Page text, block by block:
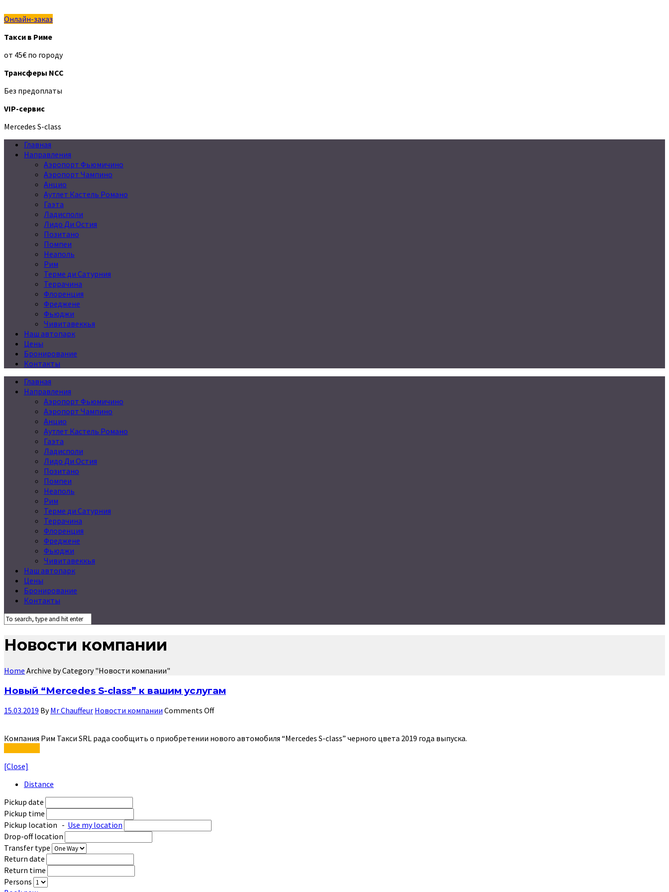
Онлайн-заказ
Такси в Риме
от 45€ по городу
Трансферы NCC
Без предоплаты
VIP-сервис
Mercedes S-class
Главная
Направления
Аэропорт Фьюмичино
Аэропорт Чампино
Анцио
Аутлет Кастель Романо
Гаэта
Ладисполи
Лидо Ди Остия
Позитано
Помпеи
Неаполь
Рим
Терме ди Сатурния
Террачина
Флоренция
Фреджене
Фьюджи
Чивитавеккья
Наш автопарк
Цены
Бронирование
Контакты
Главная
Направления
Аэропорт Фьюмичино
Аэропорт Чампино
Анцио
Аутлет Кастель Романо
Гаэта
Ладисполи
Лидо Ди Остия
Позитано
Помпеи
Неаполь
Рим
Терме ди Сатурния
Террачина
Флоренция
Фреджене
Фьюджи
Чивитавеккья
Наш автопарк
Цены
Бронирование
Контакты
Новости компании
Home Archive by Category "Новости компании"
Новый “Mercedes S-class” к вашим услугам
15.03.2019 ByMr Chauffeur Новости компании Comments Off
Компания Рим Такси SRL рада сообщить о приобретении нового автомобиля “Mercedes S-class” черного цвета 2019 года выпуска.
[Close]
Distance
Pickup date
Pickup time
Pickup location - Use my location
Drop-off location
Transfer type
Return date
Return time
Persons